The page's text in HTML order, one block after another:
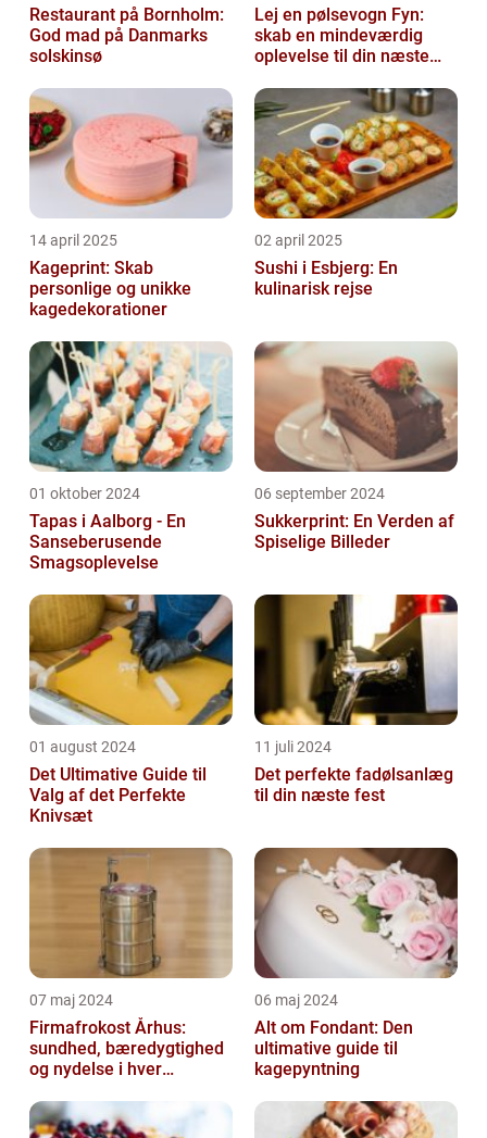
Restaurant på Bornholm:
God mad på Danmarks
solskinsø
Lej en pølsevogn Fyn:
skab en mindeværdig
oplevelse til din næste
14 april 2025
Kageprint: Skab
personlige og unikke
kagedekorationer
02 april 2025
Sushi i Esbjerg: En
kulinarisk rejse
01 oktober 2024
Tapas i Aalborg - En
Sanseberusende
Smagsoplevelse
06 september 2024
Sukkerprint: En Verden af
Spiselige Billeder
01 august 2024
Det Ultimative Guide til
Valg af det Perfekte
Knivsæt
11 juli 2024
Det perfekte fadølsanlæg
til din næste fest
07 maj 2024
Firmafrokost Århus:
sundhed, bæredygtighed
og nydelse i hver
06 maj 2024
Alt om Fondant: Den
ultimative guide til
kagepyntning